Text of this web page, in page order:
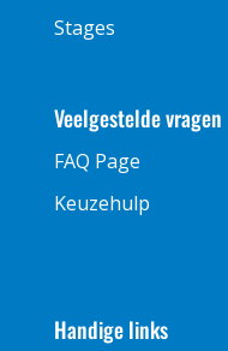
Stages
Veelgestelde vragen
FAQ Page
Keuzehulp
Handige links